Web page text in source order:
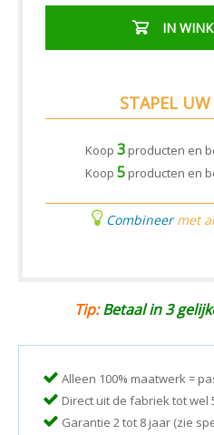
IN
STAPEL
Koop 3 producten en
Koop 5 producten en
Combineermet
Tip:Betaal in 3
Alleen 100% maatwerk =
Direct uit de fabriek tot wel
Garantie 2 tot 8 jaar (zie